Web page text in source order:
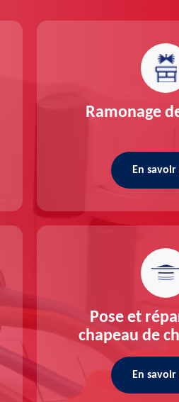
Ramonage
En
Pose et
chapeau de
En